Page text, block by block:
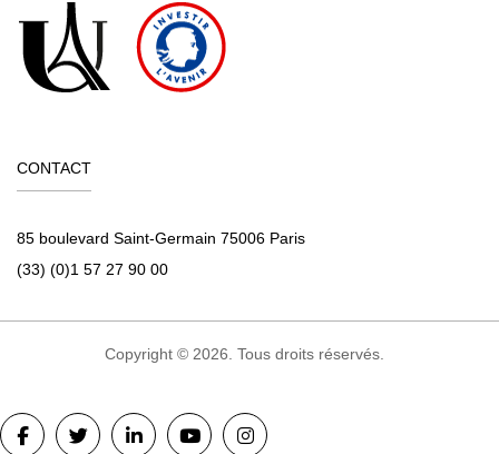
CONTACT
85 boulevard Saint-Germain 75006 Paris
(33) (0)1 57 27 90 00
Copyright © 2026. Tous droits réservés.